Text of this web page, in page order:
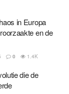
in Europa
en de
0 1.4K
die de